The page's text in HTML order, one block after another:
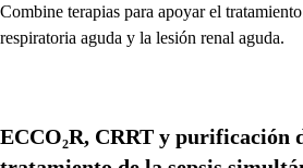
Combine terapias para apoyar el
respiratoria aguda y la lesión renal aguda.
ECCO₂R, CRRT y purificación